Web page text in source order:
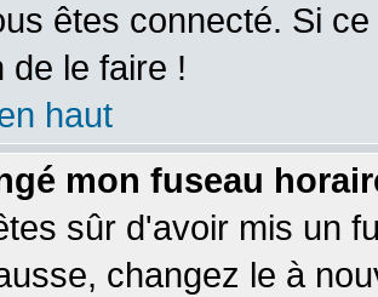
êtes connecté. Si
de le faire !
haut
mon fuseau
sûr d'avoir mis un
changez le à